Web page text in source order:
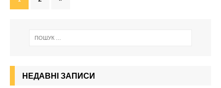
НЕДАВНІ ЗАПИСИ